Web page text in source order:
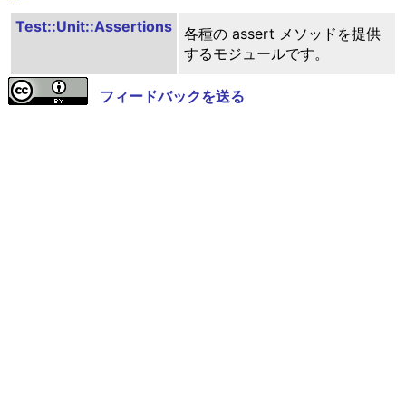
Test::Unit::Assertions
各種の assert メソッドを提供
するモジュールです。
フィードバックを送る